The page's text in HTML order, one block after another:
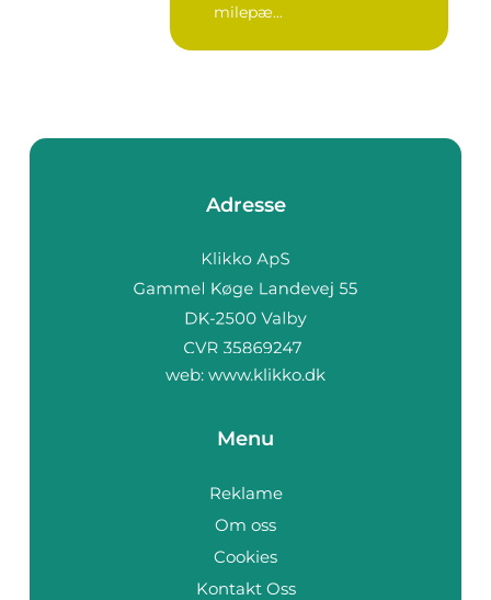
milepæ...
Adresse
web: www.klikko.dk
Menu
Reklame
Om oss
Cookies
Kontakt Oss